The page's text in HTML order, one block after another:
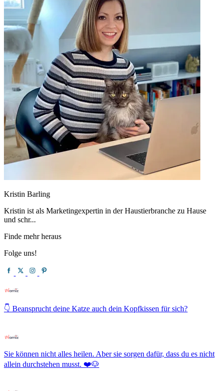
Kristin Barling
Kristin ist als Marketingexpertin in der Haustierbranche zu Hause
und schr...
Finde mehr heraus
Folge uns!
👇 Beansprucht deine Katze auch dein Kopfkissen für sich?
Sie können nicht alles heilen. Aber sie sorgen dafür, dass du es nicht
allein durchstehen musst. ❤️🐶